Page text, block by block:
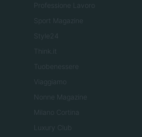
Professione Lavoro
Sport Magazine
Style24
Think.it
Tuobenessere
Viaggiamo
Nonne Magazine
Milano Cortina
Luxury Club